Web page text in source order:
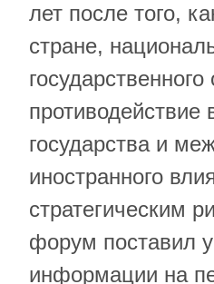
лет после того,
стране,
государства и
иностранного
стратегическим
форум поставил
информации на